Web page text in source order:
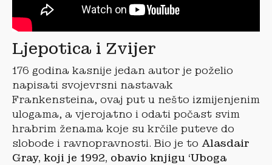
Ljepotica i Zvijer
176 godina kasnije jedan autor je poželio
napisati svojevrsni nastavak
Frankensteina, ovaj put u nešto izmijenjenim
ulogama, a vjerojatno i odati počast svim
hrabrim ženama koje su krčile puteve do
slobode i ravnopravnosti. Bio je to Alasdair
Gray, koji je 1992, obavio knjigu ‘Uboga